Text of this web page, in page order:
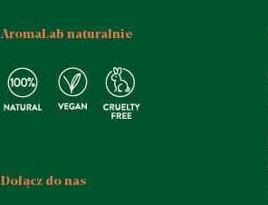
AromaLab naturalnie
Dołącz do nas